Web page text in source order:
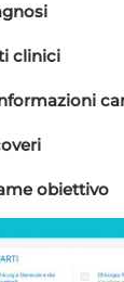
clinici
obiettivo